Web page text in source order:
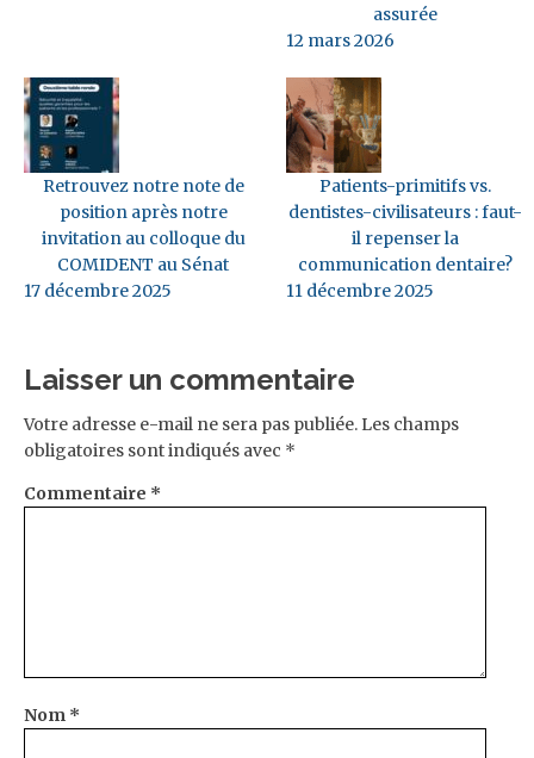
assurée
12 mars 2026
Retrouvez notre note de
position après notre
invitation au colloque du
COMIDENT au Sénat
17 décembre 2025
Patients-primitifs vs.
dentistes-civilisateurs : faut-
il repenser la
communication dentaire?
11 décembre 2025
Laisser un commentaire
Votre adresse e-mail ne sera pas publiée. Les champs
obligatoires sont indiqués avec *
Commentaire *
Nom *